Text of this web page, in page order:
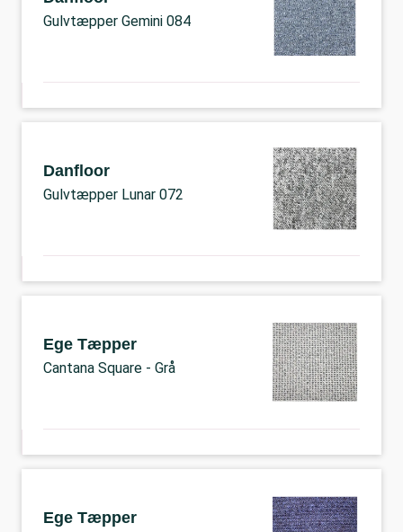
Gulvtæpper Gemini 084
Danfloor
Gulvtæpper Lunar 072
Ege Tæpper
Cantana Square - Grå
Ege Tæpper